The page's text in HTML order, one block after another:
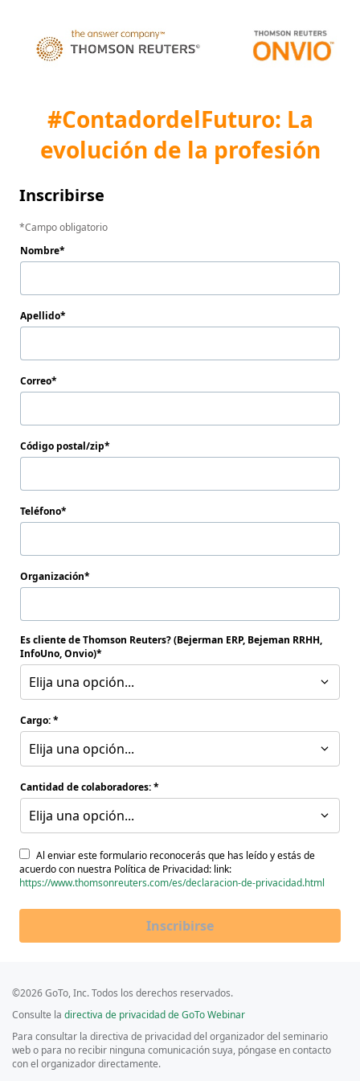
#ContadordelFuturo: La
evolución de la profesión
Inscribirse
Campo obligatorio
Nombre
Apellido
Correo
Código postal/zip
Teléfono
Organización
Es cliente de Thomson Reuters? (Bejerman ERP, Bejeman RRHH,
InfoUno, Onvio)
Elija una opción...
Cargo:
Elija una opción...
Cantidad de colaboradores:
Elija una opción...
Al enviar este formulario reconocerás que has leído y estás de
acuerdo con nuestra Política de Privacidad: link:
https://www.thomsonreuters.com/es/declaracion-de-privacidad.html
Inscribirse
©2026 GoTo, Inc. Todos los derechos reservados.
Consulte la directiva de privacidad de GoTo Webinar
Para consultar la directiva de privacidad del organizador del seminario
web o para no recibir ninguna comunicación suya, póngase en contacto
con el organizador directamente.